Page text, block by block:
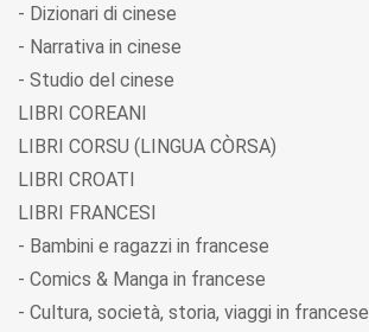
- Dizionari di cinese
- Narrativa in cinese
- Studio del cinese
LIBRI COREANI
LIBRI CORSU (LINGUA CÒRSA)
LIBRI CROATI
LIBRI FRANCESI
- Bambini e ragazzi in francese
- Comics & Manga in francese
- Cultura, società, storia, viaggi in francese